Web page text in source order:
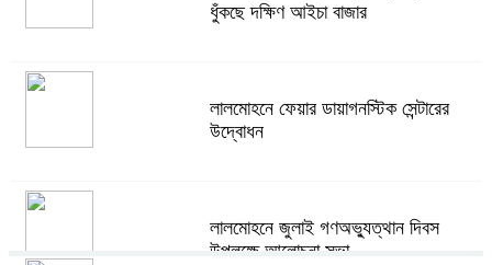
ধুঁকছে দক্ষিণ আইচা বাজার
লালমোহনে ফেয়ার ডায়াগনস্টিক সেন্টারের
উদ্বোধন
লালমোহনে জুলাই গণঅভ্যুত্থান দিবস
উপলক্ষে আলোচনা সভা